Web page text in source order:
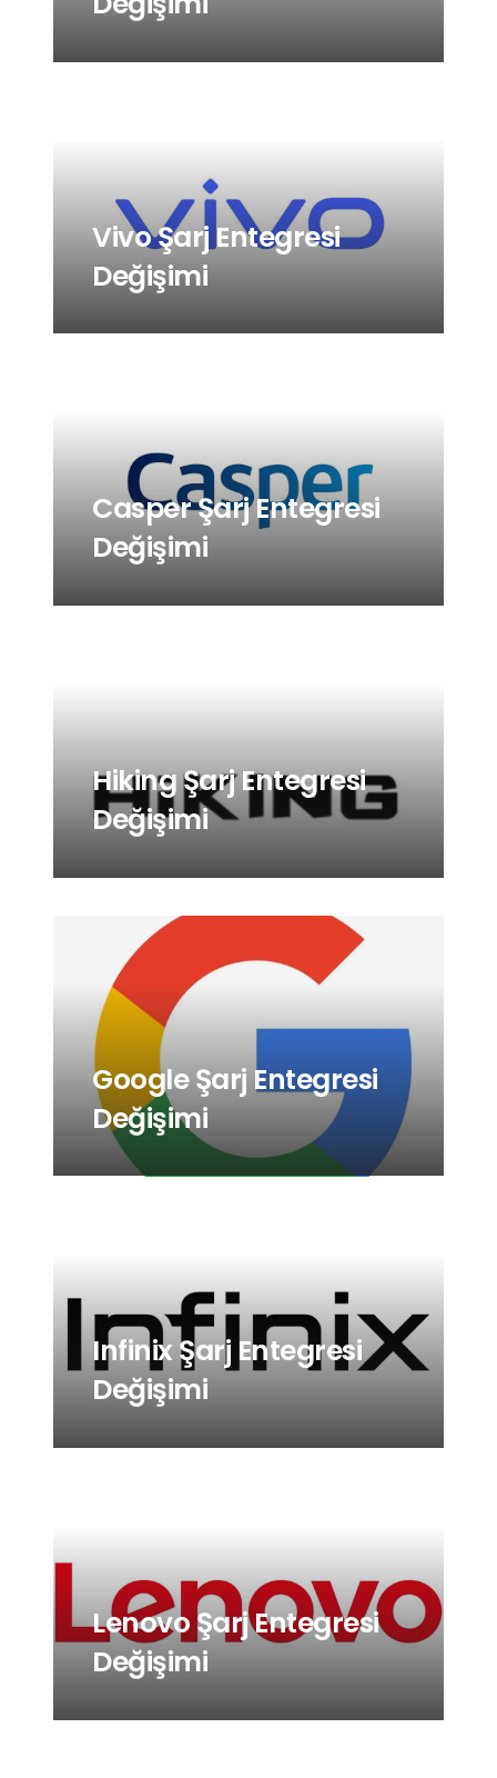
Vivo Şarj Entegresi
Değişimi
Casper Şarj Entegresi
Değişimi
Hiking Şarj Entegresi
Değişimi
Google Şarj Entegresi
Değişimi
Infinix Şarj Entegresi
Değişimi
Lenovo Şarj Entegresi
Değişimi